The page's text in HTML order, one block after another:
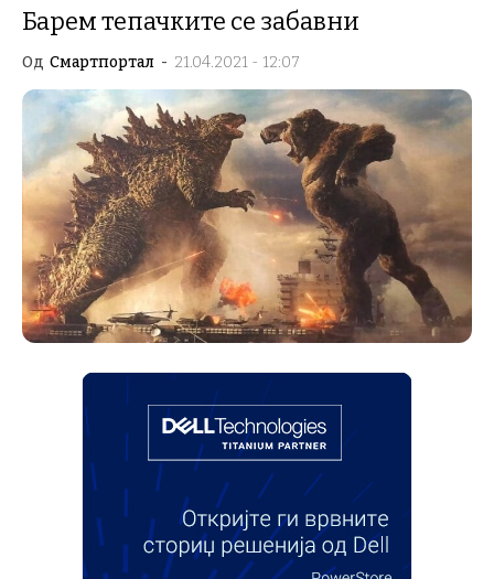
Барем тепачките се забавни
Од Смартпортал - 21.04.2021 - 12:07